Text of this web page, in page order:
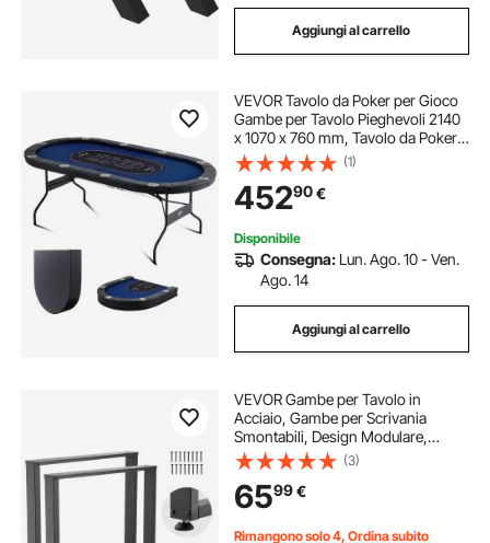
Aggiungi al carrello
VEVOR Tavolo da Poker per Gioco
Gambe per Tavolo Pieghevoli 2140
x 1070 x 760 mm, Tavolo da Poker
Pieghevole, Piano da Poker Nero e
Blu Pieghevole 8 Giocatori ca.,
Tavolo Poker Copertura Antipolvere
(1)
45290€
Disponibile
Consegna: Lun. Ago. 10 - Ven.
Ago. 14
Aggiungi al carrello
VEVOR Gambe per Tavolo in
Acciaio, Gambe per Scrivania
Smontabili, Design Modulare,
Struttura Quadrata Stabile, Facile da
Montare, Carico Max. 1000 kg, per
Tavoli da Caffè, 75 x 90 cm, 2 Pezzi,
Nero
(3)
6599€
Rimangono solo 4, Ordina subito